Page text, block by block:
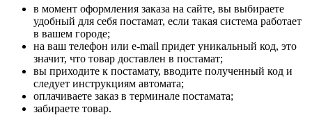
в момент оформления заказа на сайте, вы выбираете
удобный для себя постамат, если такая система работает
в вашем городе;
на ваш телефон или e-mail придет уникальный код, это
значит, что товар доставлен в постамат;
вы приходите к постамату, вводите полученный код и
следует инструкциям автомата;
оплачиваете заказ в терминале постамата;
забираете товар.